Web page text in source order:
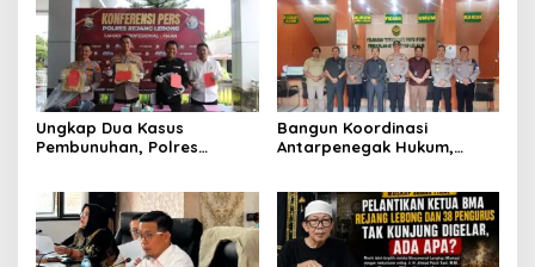
Ungkap Dua Kasus
Pembunuhan, Polres
Tersangka
Bangun Koordinasi
Antarpenegak Hukum,